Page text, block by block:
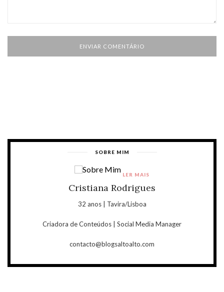
SOBRE MIM
Cristiana Rodrigues
32 anos | Tavira/Lisboa
Criadora de Conteúdos | Social Media Manager
contacto@blogsaltoalto.com
LER MAIS